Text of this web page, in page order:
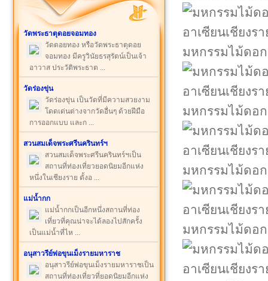
วัดพระธาตุดอยจอมทอง
วัดดอยทอง หรือวัดพระธาตุดอย
จอมทอง มีครูวินัยธรสุรัตน์เป็นเจ้า
อาวาส ประวัติพระธาต ...
วัดร่องขุ่น
วัดร่องขุ่น เป็นวัดที่มีความสวยงาม
โดดเด่นต่างจากวัดอื่นๆ ด้วยฝีมือ
การออกแบบ และก ...
สวนสมเด็จพระศรีนครินทร์ฯ
สวนสมเด็จพระศรีนครินทร์ฯเป็น
สถานที่ท่องเที่ยวยอดนิยมอีกแห่ง
หนึ่งในเชียงราย ตั้งอ ...
แม่น้ำกก
แม่น้ำกกเป็นอีกหนึ่งสถานที่ท่อง
เที่ยวที่คุณน่าจะได้ลองไปสักครั้ง
เป็นแม่น้ำที่ไห ...
อนุสาวรีย์พ่อขุนเม็งรายมหาราช
อนุสาวรีย์พ่อขุนเม็งรายมหาราชเป็น
สถานที่ท่องเที่ยวที่ยอดนิยมอีกแห่ง
มหกรรมไม้ดอก
มหกรรมไม้ดอก
มหกรรมไม้ดอก
มหกรรมไม้ดอก